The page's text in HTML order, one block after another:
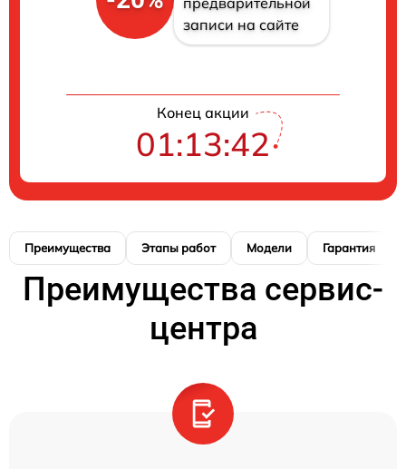
записи на сайте
Конец акции
01:13:41
Преимущества Этапы работ Модели Гарантия
Преимущества сервис-
центра